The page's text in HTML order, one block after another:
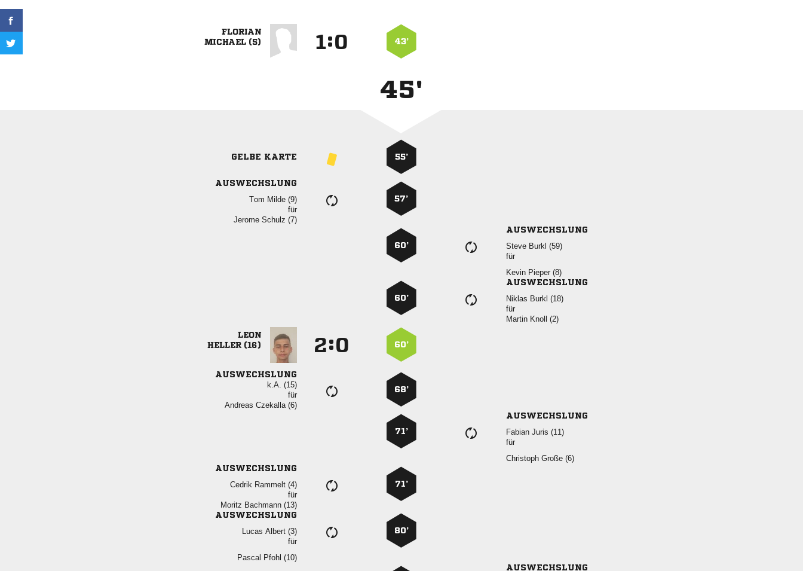

 
: 43’
45'
GELBE KARTE 55’
AUSWECHSLUNG
  
für
  
57’
60’
AUSWECHSLUNG
  
für
  
60’
AUSWECHSLUNG
  
für
  

 
: 60’
AUSWECHSLUNG
k.A. (15)
für
  
68’
71’
AUSWECHSLUNG
  
für
  
AUSWECHSLUNG
  
für
  
71’
AUSWECHSLUNG
  
für
  
80’
AUSWECHSLUNG